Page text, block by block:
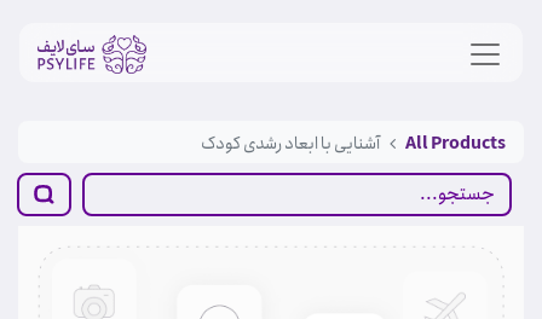
All Products آشنایی با ابعاد رشدی کودک